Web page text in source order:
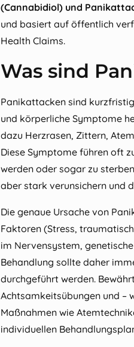
(Cannabidiol) und
und basiert auf öffentlich
Health Claims.
Was sind
Panikattacken sind
und körperliche Symptome
dazu Herzrasen, Zittern,
Diese Symptome führen oft
werden oder sogar zu
aber stark verunsichern und
Die genaue Ursache von
Faktoren (Stress,
im Nervensystem,
Behandlung sollte daher
durchgeführt werden.
Achtsamkeitsübungen und –
Maßnahmen wie
individuellen